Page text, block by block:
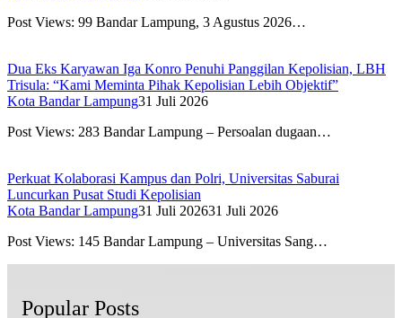
Post Views: 99 Bandar Lampung, 3 Agustus 2026…
Dua Eks Karyawan Iga Konro Penuhi Panggilan Kepolisian, LBH
Trisula: “Kami Meminta Pihak Kepolisian Lebih Objektif”
Kota Bandar Lampung31 Juli 2026
Post Views: 283 Bandar Lampung – Persoalan dugaan…
Perkuat Kolaborasi Kampus dan Polri, Universitas Saburai
Luncurkan Pusat Studi Kepolisian
Kota Bandar Lampung31 Juli 202631 Juli 2026
Post Views: 145 Bandar Lampung – Universitas Sang…
Popular Posts